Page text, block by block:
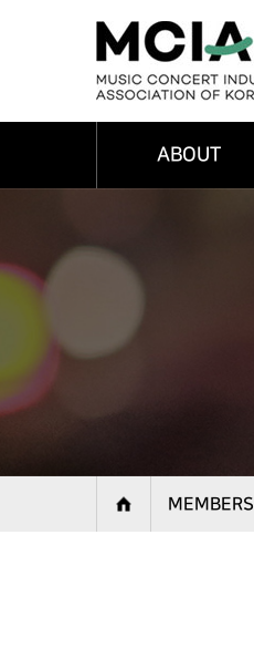
ABOUT
임원
연혁
MEMBERS